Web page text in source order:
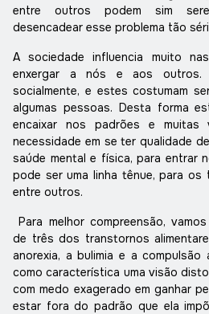
entre outros podem sim
desencadear esse problema tão
A sociedade influencia muito
enxergar a nós e aos outros.
socialmente, e estes costumam
algumas pessoas. Desta forma
encaixar nos padrões e muitas
necessidade em se ter qualidade
saúde mental e física, para entrar
pode ser uma linha tênue, para os
entre outros.
Para melhor compreensão,
de três dos transtornos
anorexia, a bulimia e a compulsão
como característica uma visão
com medo exagerado em ganhar
estar fora do padrão que ela